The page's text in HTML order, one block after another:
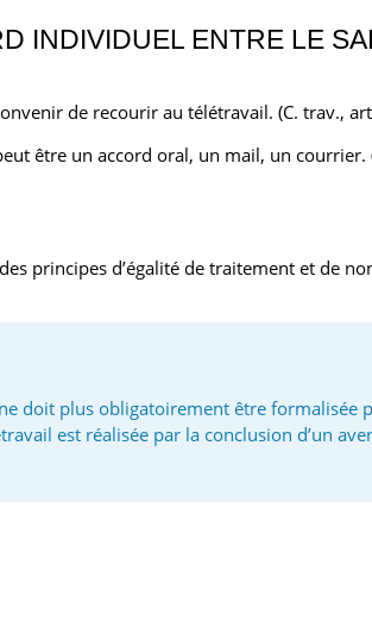
INDIVIDUEL ENTRE LE
de recourir au télétravail. (C. trav.,
être un accord oral, un mail, un courrier.
principes d’égalité de traitement et de
doit plus obligatoirement être formalisée
est réalisée par la conclusion d’un